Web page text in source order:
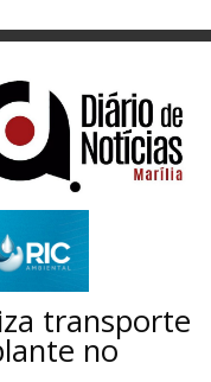
transporte
no